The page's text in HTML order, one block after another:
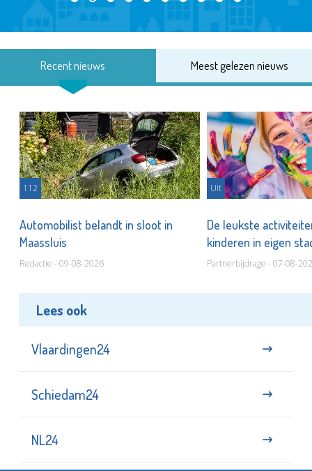
Recent nieuws Meest gelezen nieuws
112
Automobilist belandt in sloot in
Maassluis
Redactie - 09-08-2026
Uit
De leukste
kinderen in eigen
Partnerbijdrage - 07-08-
Lees ook
Vlaardingen24
Schiedam24
NL24